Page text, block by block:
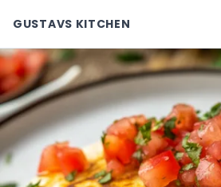
GUSTAVS KITCHEN
Lunch
Helg
Efterrätter
Ingredienser